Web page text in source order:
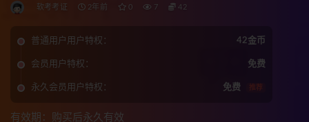
软考考证 2年前 0 7 42
普通用户用户特权： 42金币
会员用户特权： 免费
永久会员用户特权： 免费 推荐
有效期：购买后永久有效